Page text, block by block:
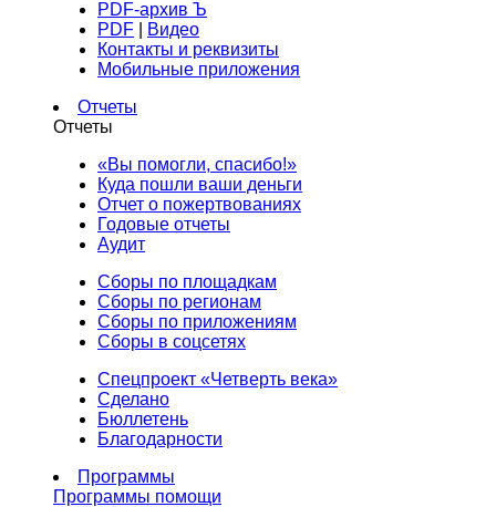
PDF-архив Ъ
PDF
Видео
Контакты и реквизиты
Мобильные приложения
Отчеты
Отчеты
«Вы помогли, спасибо!»
Куда пошли ваши деньги
Отчет о пожертвованиях
Годовые отчеты
Аудит
Сборы по площадкам
Сборы по регионам
Сборы по приложениям
Сборы в соцсетях
Спецпроект «Четверть века»
Сделано
Бюллетень
Благодарности
Программы
Программы помощи